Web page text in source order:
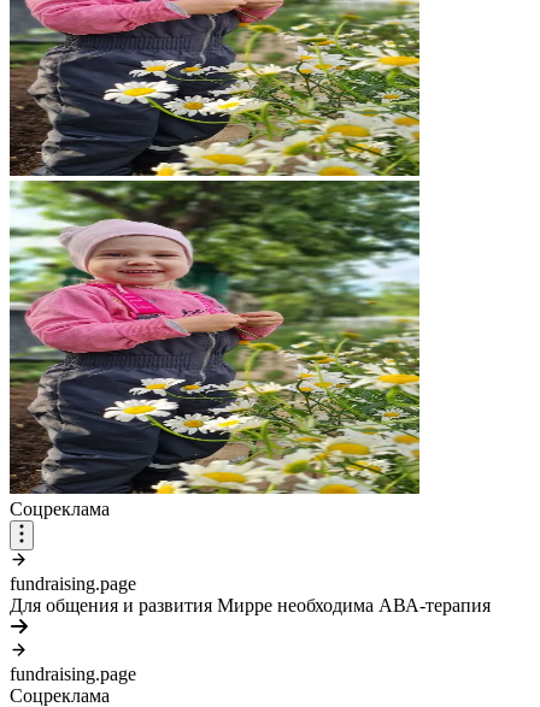
Соцреклама
fundraising.page
Для общения и развития Мирре необходима АВА-терапия
fundraising.page
Соцреклама